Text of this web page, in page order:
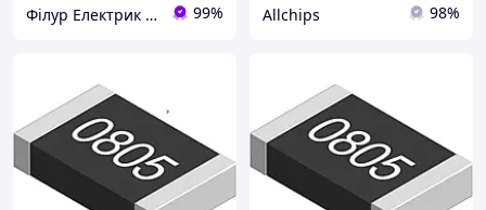
Філур Електрик ЛТД 99% Allchips 98%